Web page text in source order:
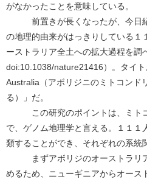
がなかったことを意味している。
前置きが長くなったが、今日紹
の地理的由来がはっきりしている１
ーストラリア全土への拡大過程を
doi:10.1038/nature21416）。タイ
Australia（アボリジニのミトコンド
る）」だ。
この研究のポイントは、ミトコ
で、ゲノム地理学と言える。１１
類することができ、それぞれの系統
まずアボリジのオーストラリア
めるため、ニューギニアからオース